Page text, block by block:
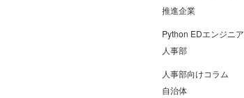
推進企業
Python EDエンジニ
人事部
人事部向けコラム
自治体